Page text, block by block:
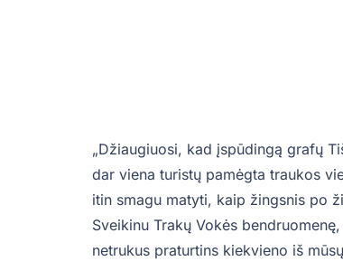
„Džiaugiuosi, kad įspūdingą grafų
dar viena turistų pamėgta traukos
itin smagu matyti, kaip žingsnis po
Sveikinu Trakų Vokės
netrukus praturtins kiekvieno iš